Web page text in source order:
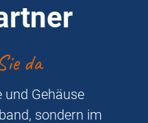
da
und Gehäuse
sondern im